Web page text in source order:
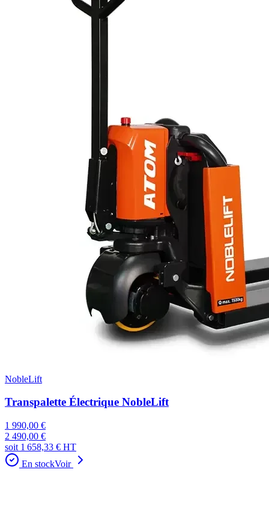
NobleLift
Transpalette Électrique NobleLift
1 990,00 €
2 490,00 €
soit 1 658,33 € HT
En stockVoir